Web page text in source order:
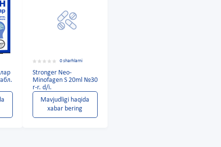
0 sharhlarni
Stronger Neo-
Minofagen S 20ml №30
r-r. d/i.
Mavjudligi haqida
xabar bering